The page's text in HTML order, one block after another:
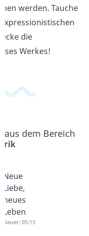
werden. Tauche
die
Werkes!
aus dem Bereich
Lyrik
Neue
Liebe,
neues
Leben
Dauer: 05:13